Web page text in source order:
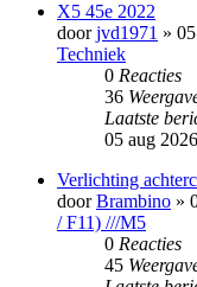
X5 45e 2022
doorjvd1971 »
Techniek
0 Reacties
36
Laatste
05 aug
Verlichting
doorBrambino »
/ F11) ///M5
0 Reacties
45